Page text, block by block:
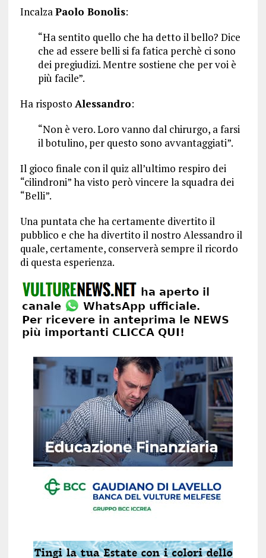
IncalzaPaolo Bonolis:
“Ha sentito quello che ha detto il bello? Dice
che ad essere belli si fa fatica perchè ci sono
dei pregiudizi. Mentre sostiene che per voi è
più facile”.
Ha risposto Alessandro:
“Non è vero. Loro vanno dal chirurgo, a farsi
il botulino, per questo sono avvantaggiati”.
Il gioco finale con il quiz all’ultimo respiro dei
“cilindroni” ha visto però vincere la squadra dei
“Belli”.
Una puntata che ha certamente divertito il
pubblico e che ha divertito il nostro Alessandro il
quale, certamente, conserverà sempre il ricordo
di questa esperienza.